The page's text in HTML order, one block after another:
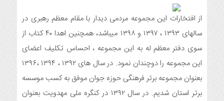
مراسم جشن ولادت امام زمان (عج) و جشن فجر انقلاب اسلامی و
هفته ی جوان در اندیمشک برگزار شد.
6 ماه قبل
تشریح برنامه های دهه مهدویت شبکه فرهنگی مردمی نغمه های
عشق اندیمشک
7 ماه قبل
توزیع بسته جشن تکلیف به دختران سادات ایتام اندیمشک در شب
ولادت امام علی(ع)
از افتخارات این مجموعه مردمی دیدار با مقام معظم رهبری در
سالهای ۱۳۹۳ ، ۱۳۹۷ و ۱۳۹۸ میباشد، همچنین اهدا ۴۰ کتاب از
سوی دفتر معظم له به این مجموعه ، احساس تکلیف اعضای
این مجموعه را دوچندان نمود. در سال های ۱۳۹۲ ، ۱۳۹۴ ،۱۳۹۶
بعنوان مجموعه برتر فرهنگی حوزه جوان موفق به کسب موسسه
برتر استان شدیم. در سال ۱۳۹۲ در کنگره ملی مهدویت بعنوان